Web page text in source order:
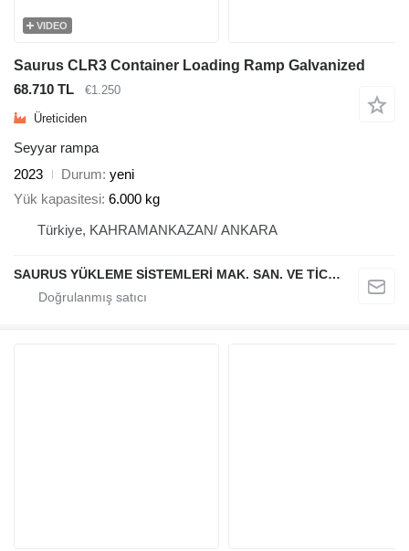
VIDEO
Saurus CLR3 Container Loading Ramp Galvanized
68.710 TL
€1.250
Üreticiden
Seyyar rampa
2023
Durum yeni
Yük kapasitesi 6.000 kg
Türkiye, KAHRAMANKAZAN/ ANKARA
SAURUS YÜKLEME SİSTEMLERİ MAK. SAN. VE TİC. LTD. ŞTİ.